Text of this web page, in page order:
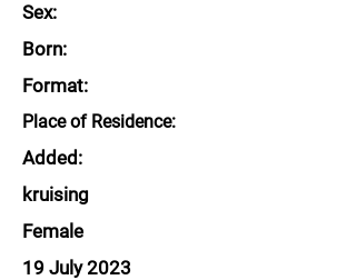
Sex:
Born:
Format:
Place of Residence:
Added:
kruising
Female
19 July 2023